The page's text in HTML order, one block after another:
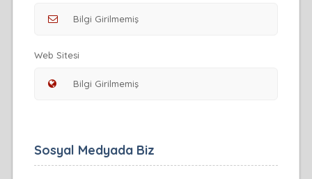
Web Sitesi
Sosyal Medyada Biz